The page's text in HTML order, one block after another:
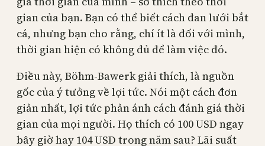
gian của bạn. Bạn có thể biết cách đan lưới bắt
cá, nhưng bạn cho rằng, chí ít là đối với mình,
thời gian hiện có không đủ để làm việc đó.
Điều này, Böhm-Bawerk giải thích, là nguồn
gốc của ý tưởng về lợi tức. Nói một cách đơn
giản nhất, lợi tức phản ánh cách đánh giá thời
gian của mọi người. Họ thích có 100 USD ngay
bây giờ hay 104 USD trong năm sau? Lãi suất